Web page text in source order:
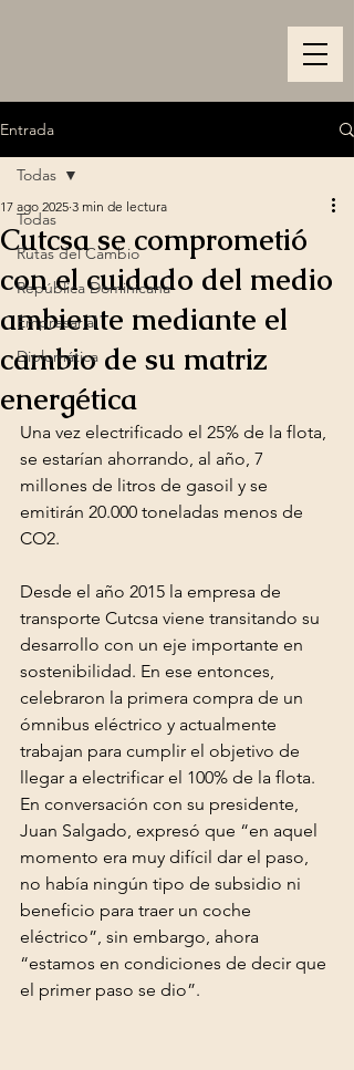
Entrada
Todas
Rutas del Cambio
República Dominicana
Empresarial
Diplomática
Todas
Cutcsa se comprometió
con el cuidado del medio
ambiente mediante el
cambio de su matriz
energética
17 ago 2025 3 min de lectura
Una vez electrificado el 25% de la flota,
se estarían ahorrando, al año, 7
millones de litros de gasoil y se
emitirán 20.000 toneladas menos de
CO2.
Desde el año 2015 la empresa de
transporte Cutcsa viene transitando su
desarrollo con un eje importante en
sostenibilidad. En ese entonces,
celebraron la primera compra de un
ómnibus eléctrico y actualmente
trabajan para cumplir el objetivo de
llegar a electrificar el 100% de la flota.
En conversación con su presidente,
Juan Salgado, expresó que “en aquel
momento era muy difícil dar el paso,
no había ningún tipo de subsidio ni
beneficio para traer un coche
eléctrico”, sin embargo, ahora
“estamos en condiciones de decir que
el primer paso se dio”.